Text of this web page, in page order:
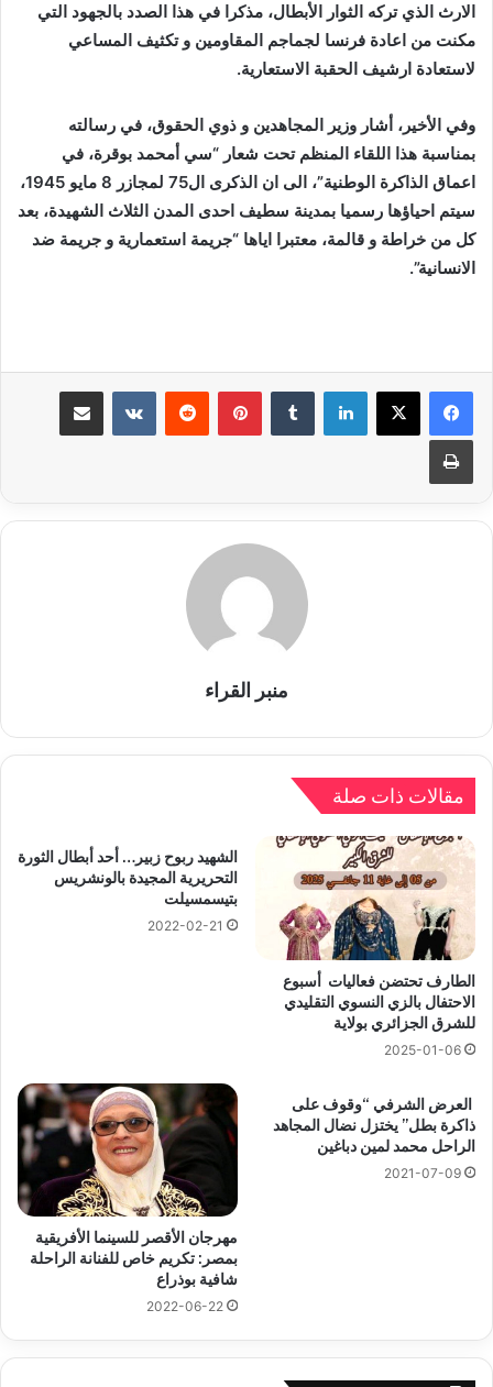
الارث الذي تركه الثوار الأبطال، مذكرا في هذا الصدد بالجهود التي
مكنت من اعادة فرنسا لجماجم المقاومين و تكثيف المساعي
لاستعادة ارشيف الحقبة الاستعارية.
وفي الأخير، أشار وزير المجاهدين و ذوي الحقوق، في رسالته
بمناسبة هذا اللقاء المنظم تحت شعار “سي أمحمد بوقرة، في
اعماق الذاكرة الوطنية”، الى ان الذكرى ال75 لمجازر 8 مايو 1945،
سيتم احياؤها رسميا بمدينة سطيف احدى المدن الثلاث الشهيدة، بعد
كل من خراطة و قالمة، معتبرا اياها “جريمة استعمارية و جريمة ضد
الانسانية”.
لينكدإن بينتيريست
طباعة
منبر القراء
مقالات ذات صلة
الطارف تحتضن فعاليات أسبوع
الاحتفال بالزي النسوي التقليدي
للشرق الجزائري بولاية
2025-01-06
الشهيد ربوح زبير… أحد أبطال الثورة
التحريرية المجيدة بالونشريس
بتيسمسيلت
2022-02-21
العرض الشرفي “وقوف على
ذاكرة بطل” يختزل نضال المجاهد
الراحل محمد لمين دباغين
2021-07-09
مهرجان الأقصر للسينما الأفريقية
بمصر: تكريم خاص للفنانة الراحلة
شافية بوذراع
2022-06-22